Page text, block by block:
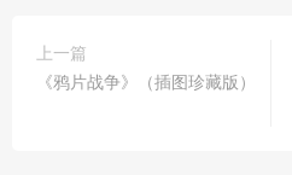
上一篇
《鸦片战争》（插图珍藏版）